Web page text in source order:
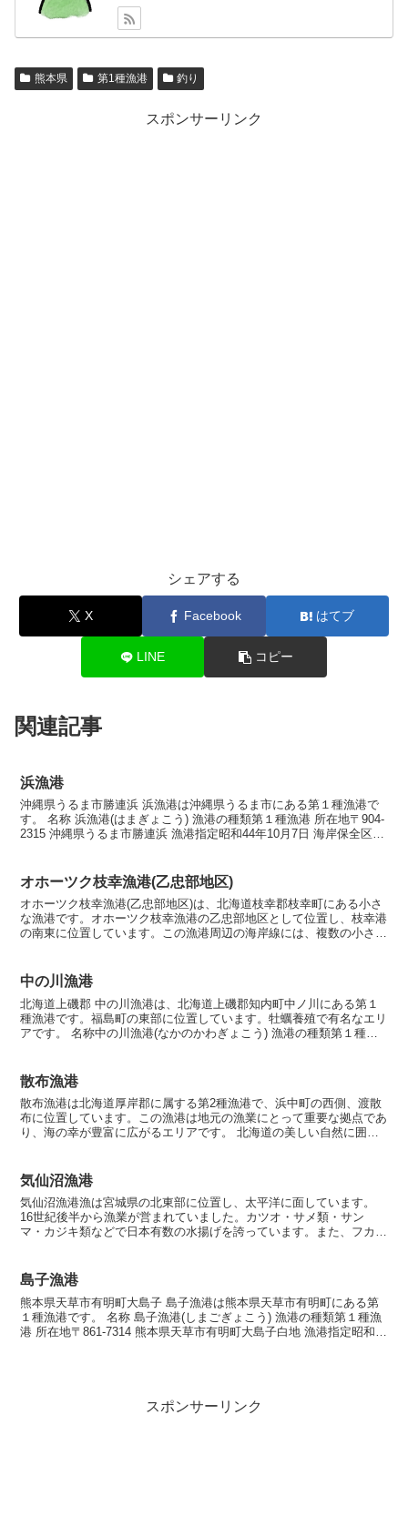
熊本県 第1種漁港 釣り
スポンサーリンク
シェアする
X Facebook はてブ
LINE コピー
関連記事
浜漁港
沖縄県うるま市勝連浜 浜漁港は沖縄県うるま市にある第１種漁港で
す。 名称 浜漁港(はまぎょこう) 漁港の種類第１種漁港 所在地〒904-
2315 沖縄県うるま市勝連浜 漁港指定昭和44年10月7日 海岸保全区域
オホーツク枝幸漁港(乙忠部地区)
オホーツク枝幸漁港(乙忠部地区)は、北海道枝幸郡枝幸町にある小さ
な漁港です。オホーツク枝幸漁港の乙忠部地区として位置し、枝幸港
の南東に位置しています。この漁港周辺の海岸線には、複数の小さな
中の川漁港
北海道上磯郡 中の川漁港は、北海道上磯郡知内町中ノ川にある第１
種漁港です。福島町の東部に位置しています。牡蠣養殖で有名なエリ
アです。 名称中の川漁港(なかのかわぎょこう) 漁港の種類第１種漁
散布漁港
散布漁港は北海道厚岸郡に属する第2種漁港で、浜中町の西側、渡散
布に位置しています。この漁港は地元の漁業にとって重要な拠点であ
り、海の幸が豊富に広がるエリアです。 北海道の美しい自然に囲ま
気仙沼漁港
気仙沼漁港漁は宮城県の北東部に位置し、太平洋に面しています。
16世紀後半から漁業が営まれていました。カツオ・サメ類・サン
マ・カジキ類などで日本有数の水揚げを誇っています。また、フカヒ
島子漁港
熊本県天草市有明町大島子 島子漁港は熊本県天草市有明町にある第
１種漁港です。 名称 島子漁港(しまごぎょこう) 漁港の種類第１種漁
港 所在地〒861-7314 熊本県天草市有明町大島子白地 漁港指定昭和
スポンサーリンク